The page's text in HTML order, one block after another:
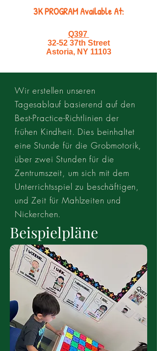
3K PROGRAM Available At:
Q397
32-52 37th Street
Astoria, NY 11103
Wir erstellen unseren
Tagesablauf basierend auf den
Best-Practice-Richtlinien der
frühen Kindheit. Dies beinhaltet
eine Stunde für die Grobmotorik,
über zwei Stunden für die
Zentrumszeit, um sich mit dem
Unterrichtsspiel zu beschäftigen,
und Zeit für Mahlzeiten und
Nickerchen.
Beispielpläne